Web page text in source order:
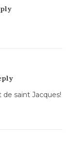
saint Jacques!